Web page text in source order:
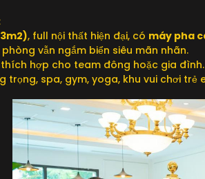
, full nội thất hiện đại, có máy pha
vẫn ngắm biển siêu mãn nhãn.
thích hợp cho team đông hoặc gia đình.
trọng, spa, gym, yoga, khu vui chơi trẻ